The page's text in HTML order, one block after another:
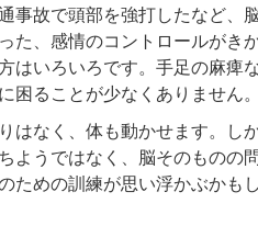
事故で頭部を強打したなど、
た、感情のコントロールがき
はいろいろです。手足の麻痺
困ることが少なくありません。
はなく、体も動かせます。し
ようではなく、脳そのものの
ための訓練が思い浮かぶかも